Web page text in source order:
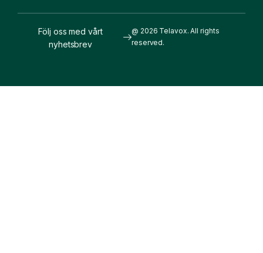
@ 2026 Telavox. All rights
reserved.
Följ oss med vårt
nyhetsbrev